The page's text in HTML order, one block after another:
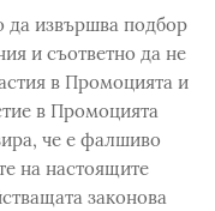
да извършва подбор
и съответно да не
в Промоцията и
в Промоцията
че е фалшиво
на настоящите
законова